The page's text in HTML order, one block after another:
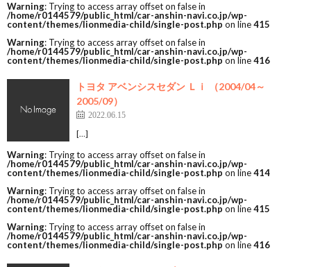
Warning: Trying to access array offset on false in
/home/r0144579/public_html/car-anshin-navi.co.jp/wp-
content/themes/lionmedia-child/single-post.php on line415
Warning: Trying to access array offset on false in
/home/r0144579/public_html/car-anshin-navi.co.jp/wp-
content/themes/lionmedia-child/single-post.php on line416
トヨタ アベンシスセダン Ｌｉ （2004/04～
2005/09）
2022.06.15
[…]
Warning: Trying to access array offset on false in
/home/r0144579/public_html/car-anshin-navi.co.jp/wp-
content/themes/lionmedia-child/single-post.php on line414
Warning: Trying to access array offset on false in
/home/r0144579/public_html/car-anshin-navi.co.jp/wp-
content/themes/lionmedia-child/single-post.php on line415
Warning: Trying to access array offset on false in
/home/r0144579/public_html/car-anshin-navi.co.jp/wp-
content/themes/lionmedia-child/single-post.php on line416